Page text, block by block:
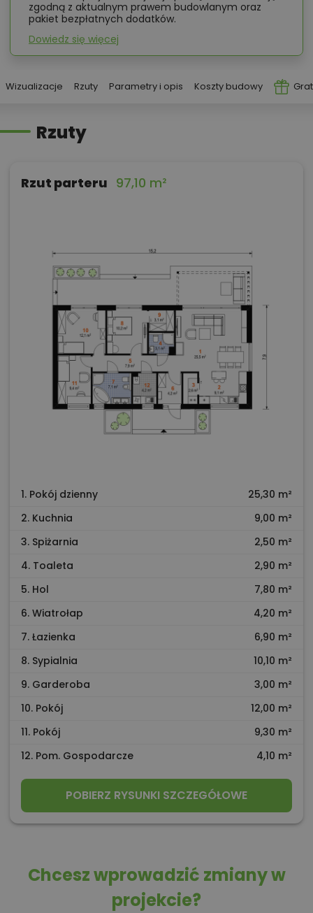
zgodną z aktualnym prawem budowlanym oraz
pakiet bezpłatnych dodatków.
Dowiedz się więcej
Wizualizacje Rzuty Parametry i opis Koszty budowy
Rzuty
Rzut parteru 97,10 m²
1. Pokój dzienny
25,30 m²
2. Kuchnia
9,00 m²
3. Spiżarnia
2,50 m²
4. Toaleta
2,90 m²
5. Hol
7,80 m²
6. Wiatrołap
4,20 m²
7. Łazienka
6,90 m²
8. Sypialnia
10,10 m²
9. Garderoba
3,00 m²
10. Pokój
12,00 m²
11. Pokój
9,30 m²
12. Pom. Gospodarcze
4,10 m²
POBIERZ RYSUNKI SZCZEGÓŁOWE
Chcesz wprowadzić zmiany w
projekcie?